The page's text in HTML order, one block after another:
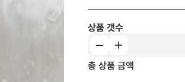
상품 갯수
총 상품 금액